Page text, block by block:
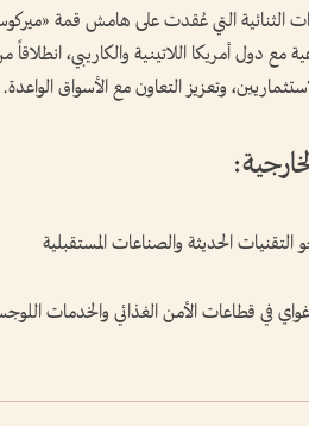
الثنائية التي عُقدت على هامش قمة
مع دول أمريكا اللاتينية والكاريبي،
وتعزيز التعاون مع الأسواق الواعدة.
التقنيات الحديثة والصناعات المستقبلية
في قطاعات الأمن الغذائي والخدمات